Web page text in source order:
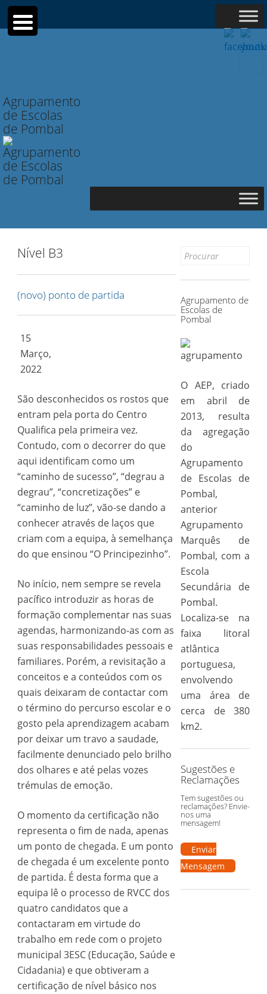
Agrupamento
de Escolas
de Pombal
Nível B3
(novo) ponto de partida
15
Março,
2022
São desconhecidos os rostos que
entram pela porta do Centro
Qualifica pela primeira vez.
Contudo, com o decorrer do que
aqui identificam como um
“caminho de sucesso”, “degrau a
degrau”, “concretizações” e
“caminho de luz”, vão-se dando a
conhecer através de laços que
criam com a equipa, à semelhança
do que ensinou “O Principezinho”.
No início, nem sempre se revela
pacífico introduzir as horas de
formação complementar nas suas
agendas, harmonizando-as com as
suas responsabilidades pessoais e
familiares. Porém, a revisitação a
conceitos e a conteúdos com os
quais deixaram de contactar com
o término do percurso escolar e o
gosto pela aprendizagem acabam
por deixar um travo a saudade,
facilmente denunciado pelo brilho
dos olhares e até pelas vozes
trémulas de emoção.
O momento da certificação não
representa o fim de nada, apenas
um ponto de chegada. E um ponto
de chegada é um excelente ponto
de partida. É desta forma que a
equipa lê o processo de RVCC dos
quatro candidatos que a
contactaram em virtude do
trabalho em rede com o projeto
municipal 3ESC (Educação, Saúde e
Cidadania) e que obtiveram a
certificação de nível básico nos
Search
Agrupamento de
Escolas de
Pombal
O AEP, criado
em abril de
2013, resulta
da agregação
do
Agrupamento
de Escolas de
Pombal,
anterior
Agrupamento
Marquês de
Pombal, com a
Escola
Secundária de
Pombal.
Localiza-se na
faixa litoral
atlântica
portuguesa,
envolvendo
uma área de
cerca de 380
km2.
Sugestões e
Reclamações
Tem sugestões ou
reclamações? Envie-
nos uma
mensagem!
Enviar
Mensagem